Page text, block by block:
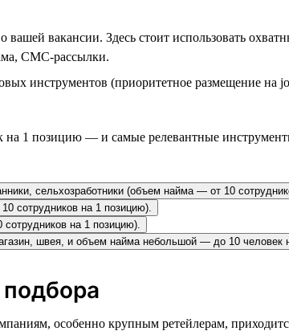
вакансии. Здесь стоит использовать
СМС-рассылки.
инструментов (приоритетное размещение на
на 1 позицию — и самые релевантные
сельхозработники (объем найма — от 10
сотрудников на 1 позицию).
на 1 позицию).
швея, и объем найма небольшой — до 10 человек
особенно крупным ретейлерам,